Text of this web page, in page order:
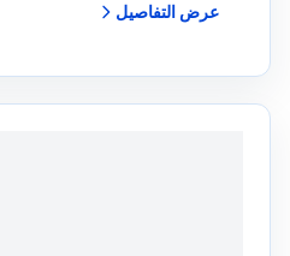
عرض التفاصيل